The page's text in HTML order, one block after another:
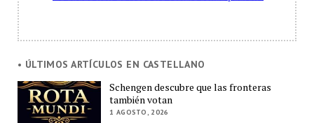
• ÚLTIMOS ARTÍCULOS EN CASTELLANO
Schengen descubre que las fronteras
también votan
1 AGOSTO, 2026